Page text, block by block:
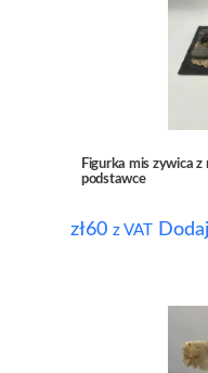
Figurka mis zywica
podstawce
zł60 z VAT